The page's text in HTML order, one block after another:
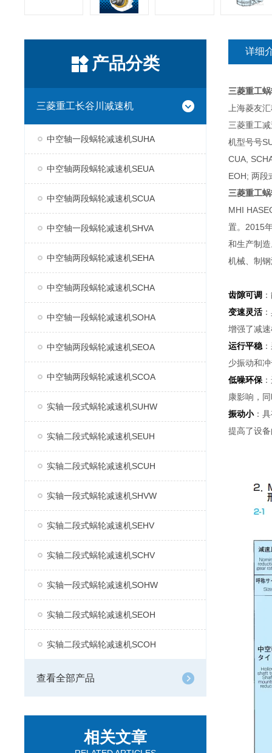
产品分类
三菱重工长谷川减速机
中空轴一段蜗轮减速机SUHA
中空轴两段蜗轮减速机SEUA
中空轴两段蜗轮减速机SCUA
中空轴一段蜗轮减速机SHVA
中空轴两段蜗轮减速机SEHA
中空轴两段蜗轮减速机SCHA
中空轴一段蜗轮减速机SOHA
中空轴两段蜗轮减速机SEOA
中空轴两段蜗轮减速机SCOA
实轴一段式蜗轮减速机SUHW
实轴二段式蜗轮减速机SEUH
实轴二段式蜗轮减速机SCUH
实轴一段式蜗轮减速机SHVW
实轴二段式蜗轮减速机SEHV
实轴二段式蜗轮减速机SCHV
实轴一段式蜗轮减速机SOHW
实轴二段式蜗轮减速机SEOH
实轴二段式蜗轮减速机SCOH
查看全部产品
相关文章
详细
三菱重工
上海菱友
三菱重工
机型号号
CUA,
EOH; 两段
三菱重工
MHI
置。2015
和生产制
机械、制
齿隙可调
变速灵活
增强了减
运行平稳
少振动和
低噪环保
康影响，
振动小：
提高了设